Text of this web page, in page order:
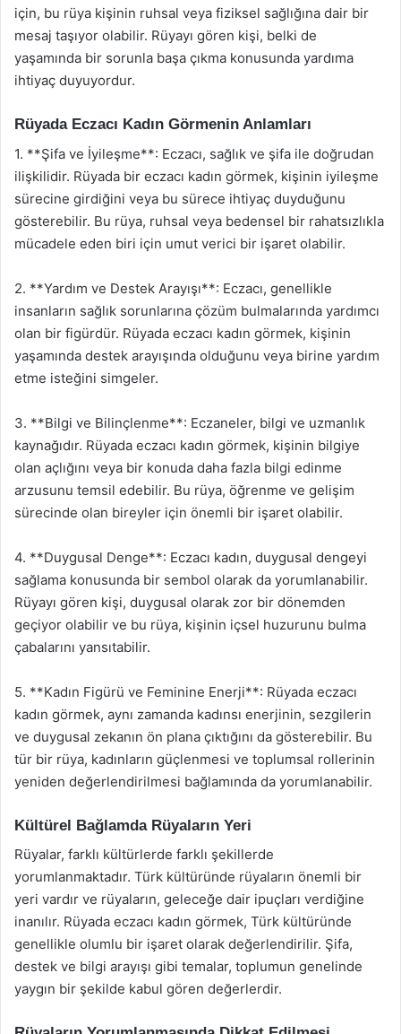
için, bu rüya kişinin ruhsal veya fiziksel sağlığına dair bir
mesaj taşıyor olabilir. Rüyayı gören kişi, belki de
yaşamında bir sorunla başa çıkma konusunda yardıma
ihtiyaç duyuyordur.
Rüyada Eczacı Kadın Görmenin Anlamları
1. **Şifa ve İyileşme**: Eczacı, sağlık ve şifa ile doğrudan
ilişkilidir. Rüyada bir eczacı kadın görmek, kişinin iyileşme
sürecine girdiğini veya bu sürece ihtiyaç duyduğunu
gösterebilir. Bu rüya, ruhsal veya bedensel bir rahatsızlıkla
mücadele eden biri için umut verici bir işaret olabilir.
2. **Yardım ve Destek Arayışı**: Eczacı, genellikle
insanların sağlık sorunlarına çözüm bulmalarında yardımcı
olan bir figürdür. Rüyada eczacı kadın görmek, kişinin
yaşamında destek arayışında olduğunu veya birine yardım
etme isteğini simgeler.
3. **Bilgi ve Bilinçlenme**: Eczaneler, bilgi ve uzmanlık
kaynağıdır. Rüyada eczacı kadın görmek, kişinin bilgiye
olan açlığını veya bir konuda daha fazla bilgi edinme
arzusunu temsil edebilir. Bu rüya, öğrenme ve gelişim
sürecinde olan bireyler için önemli bir işaret olabilir.
4. **Duygusal Denge**: Eczacı kadın, duygusal dengeyi
sağlama konusunda bir sembol olarak da yorumlanabilir.
Rüyayı gören kişi, duygusal olarak zor bir dönemden
geçiyor olabilir ve bu rüya, kişinin içsel huzurunu bulma
çabalarını yansıtabilir.
5. **Kadın Figürü ve Feminine Enerji**: Rüyada eczacı
kadın görmek, aynı zamanda kadınsı enerjinin, sezgilerin
ve duygusal zekanın ön plana çıktığını da gösterebilir. Bu
tür bir rüya, kadınların güçlenmesi ve toplumsal rollerinin
yeniden değerlendirilmesi bağlamında da yorumlanabilir.
Kültürel Bağlamda Rüyaların Yeri
Rüyalar, farklı kültürlerde farklı şekillerde
yorumlanmaktadır. Türk kültüründe rüyaların önemli bir
yeri vardır ve rüyaların, geleceğe dair ipuçları verdiğine
inanılır. Rüyada eczacı kadın görmek, Türk kültüründe
genellikle olumlu bir işaret olarak değerlendirilir. Şifa,
destek ve bilgi arayışı gibi temalar, toplumun genelinde
yaygın bir şekilde kabul gören değerlerdir.